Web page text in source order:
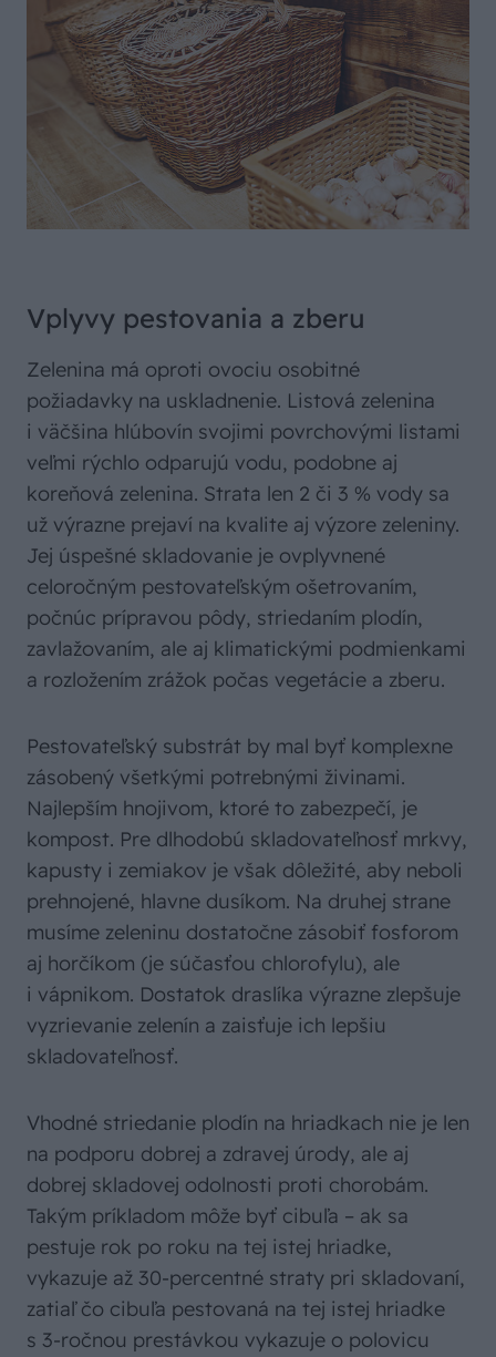
Vplyvy pestovania a zberu
Zelenina má oproti ovociu osobitné
požiadavky na uskladnenie. Listová zelenina
i väčšina hlúbovín svojimi povrchovými listami
veľmi rýchlo odparujú vodu, podobne aj
koreňová zelenina. Strata len 2 či 3 % vody sa
už výrazne prejaví na kvalite aj výzore zeleniny.
Jej úspešné skladovanie je ovplyvnené
celoročným pestovateľským ošetrovaním,
počnúc prípravou pôdy, striedaním plodín,
zavlažovaním, ale aj klimatickými podmienkami
a rozložením zrážok počas vegetácie a zberu.
Pestovateľský substrát by mal byť komplexne
zásobený všetkými potrebnými živinami.
Najlepším hnojivom, ktoré to zabezpečí, je
kompost. Pre dlhodobú skladovateľnosť mrkvy,
kapusty i zemiakov je však dôležité, aby neboli
prehnojené, hlavne dusíkom. Na druhej strane
musíme zeleninu dostatočne zásobiť fosforom
aj horčíkom (je súčasťou chlorofylu), ale
i vápnikom. Dostatok draslíka výrazne zlepšuje
vyzrievanie zelenín a zaisťuje ich lepšiu
skladovateľnosť.
Vhodné striedanie plodín na hriadkach nie je len
na podporu dobrej a zdravej úrody, ale aj
dobrej skladovej odolnosti proti chorobám.
Takým príkladom môže byť cibuľa – ak sa
pestuje rok po roku na tej istej hriadke,
vykazuje až 30-percentné straty pri skladovaní,
zatiaľ čo cibuľa pestovaná na tej istej hriadke
s 3-ročnou prestávkou vykazuje o polovicu